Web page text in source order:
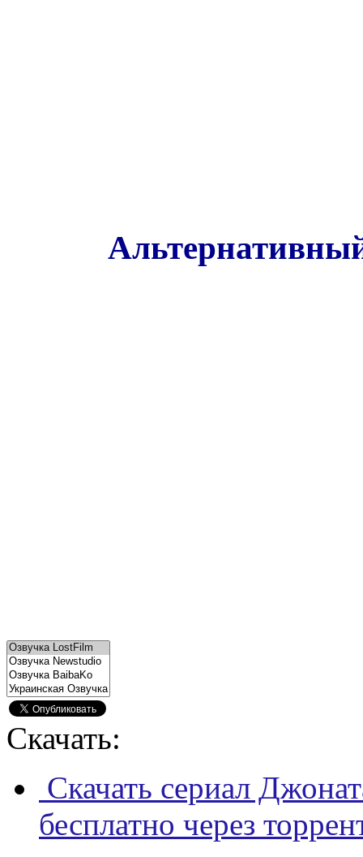
Скачать:
Скачать сериал
бесплатно через